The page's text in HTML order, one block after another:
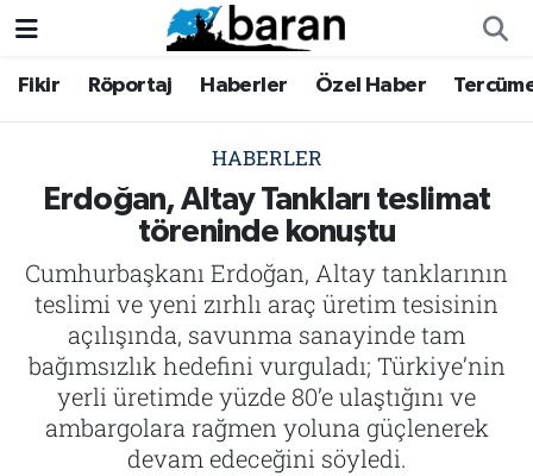
Fikir Röportaj Haberler Özel Haber
HABERLER
Erdoğan, Altay Tankları teslimat
töreninde konuştu
Cumhurbaşkanı Erdoğan, Altay tanklarının
teslimi ve yeni zırhlı araç üretim tesisinin
açılışında, savunma sanayinde tam
bağımsızlık hedefini vurguladı; Türkiye’nin
yerli üretimde yüzde 80’e ulaştığını ve
ambargolara rağmen yoluna güçlenerek
devam edeceğini söyledi.
Fikir
Haberler
Özel Haber
Tercüme
İktibas
Büyük Doğu-İbda
Fikir
Haberler
Özel Haber
Tercüme
İktibas
Büyük Doğu-İbda
Nöbetçi Eczaneler
Trafik Durumu
Süper Lig Puan Durumu ve Fikstür
Tüm Manşetler
Son Dakika Haberleri
Haber Arşivi